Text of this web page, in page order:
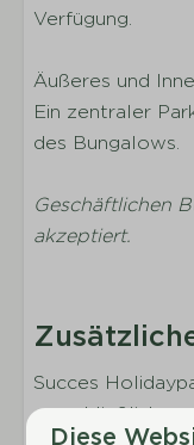
Kühlschrank
Kombi-
Anzahl der
Anzahl der
Boxspring-
Verfügung.
Äußeres und
Ein zentraler
des Bungalows.
Geschäftlichen
akzeptiert.
Succes
ausschließlich
Diese